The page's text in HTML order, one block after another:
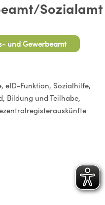
Sozialamt
und Gewerbeamt
eID-Funktion, Sozialhilfe,
Bildung und Teilhabe,